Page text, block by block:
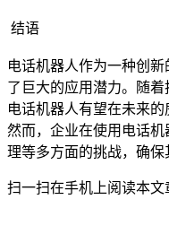
结语
电话机器人作为一种创
了巨大的应用潜力。随着
电话机器人有望在未来的
然而，企业在使用电话
理等多方面的挑战，确保
扫一扫在手机上阅读本文